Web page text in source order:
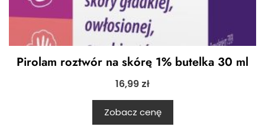
Pirolam roztwór na skórę 1% butelka 30 ml
16,99 zł
Zobacz cenę